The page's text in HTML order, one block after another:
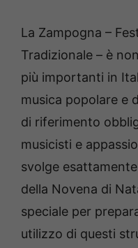
La Zampogna –
Tradizionale – è
più importanti in
musica popolare e
di riferimento
musicisti e
svolge
della Novena di
speciale per
utilizzo di questi